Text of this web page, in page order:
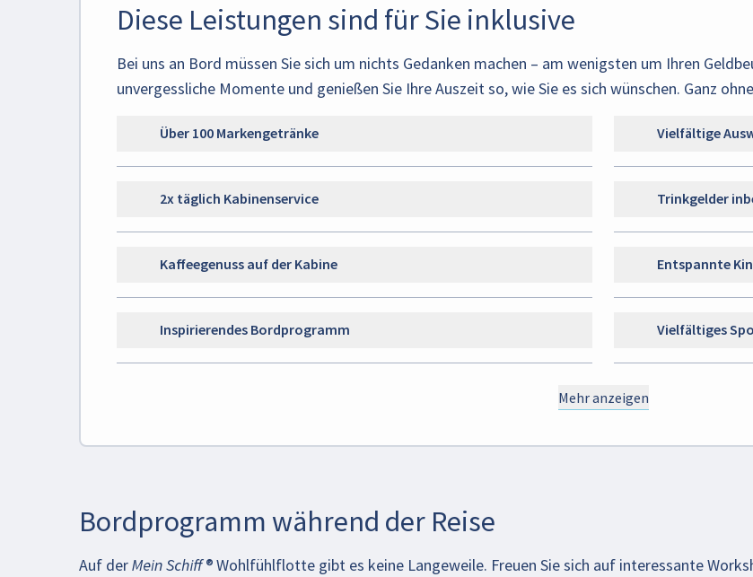
Diese Leistungen sind für Sie inklusive
Bei uns an Bord müssen Sie sich um nichts Gedanken machen – am wenigsten um Ihren
unvergessliche Momente und genießen Sie Ihre Auszeit so, wie Sie es sich wünschen. Ganz
Über 100 Markengetränke Vielfältige
2x täglich Kabinenservice Trinkgelder
Kaffeegenuss auf der Kabine Entspannte
Inspirierendes Bordprogramm Vielfältiges
Mehr anzeigen
Bordprogramm während der Reise
Auf derMein Schiff®Wohlfühlflotte gibt es keine Langeweile. Freuen Sie sich auf interessante